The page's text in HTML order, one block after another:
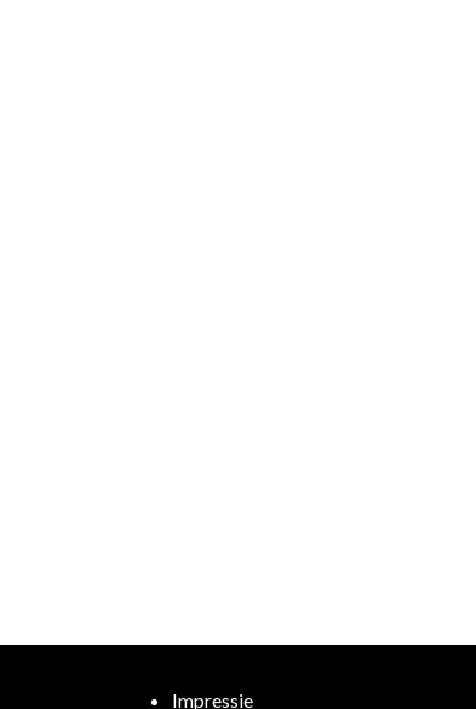
Impressie